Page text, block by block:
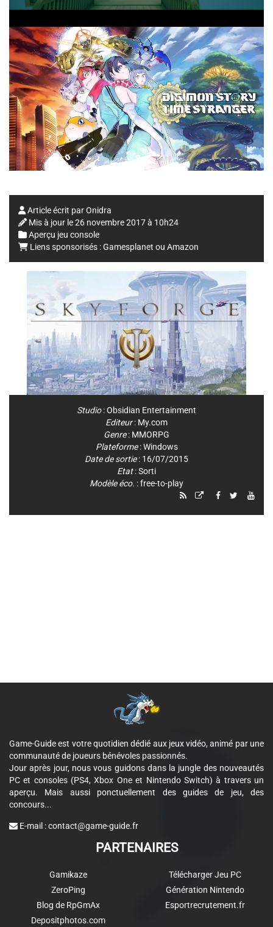
Article écrit parOnidra
Mis à jour le26 novembre 2017 à 10h24
Aperçu jeu console
Liens sponsorisés :Gamesplanet ou Amazon
Studio:Obsidian Entertainment
Editeur: My.com
Genre: MMORPG
Plateforme:Windows
Date de sortie: 16/07/2015
Etat: Sorti
Modèle éco. : free-to-play
Game-Guide est votre quotidien dédié aux jeux vidéo, animé par une
communauté de joueurs bénévoles passionnés.
Jour après jour, nous vous guidons dans la jungle des nouveautés
PC et consoles (PS4, Xbox One et Nintendo Switch) à travers un
aperçu. Mais aussi ponctuellement des guides de jeu, des
concours...
E-mail :contact@game-guide.fr
PARTENAIRES
Gamikaze
ZeroPing
Blog de RpGmAx
Depositphotos.com
Télécharger Jeu PC
Génération Nintendo
Esportrecrutement.fr